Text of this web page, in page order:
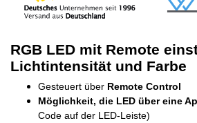
RGB LED mit Remote
Lichtintensität und Farbe
Gesteuert über Remote Control
Möglichkeit, die LED über eine
Code auf der LED-Leiste)